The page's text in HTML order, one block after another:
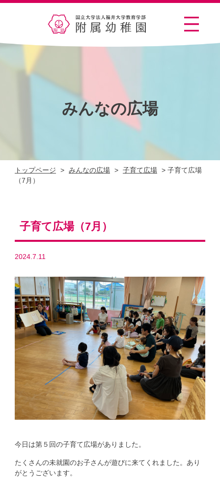
みんなの広場
トップページ > みんなの広場 > 子育て広場 > 子育て広場
（7月）
子育て広場（7月）
2024.7.11
今日は第５回の子育て広場がありました。
たくさんの未就園のお子さんが遊びに来てくれました。あり
がとうございます。